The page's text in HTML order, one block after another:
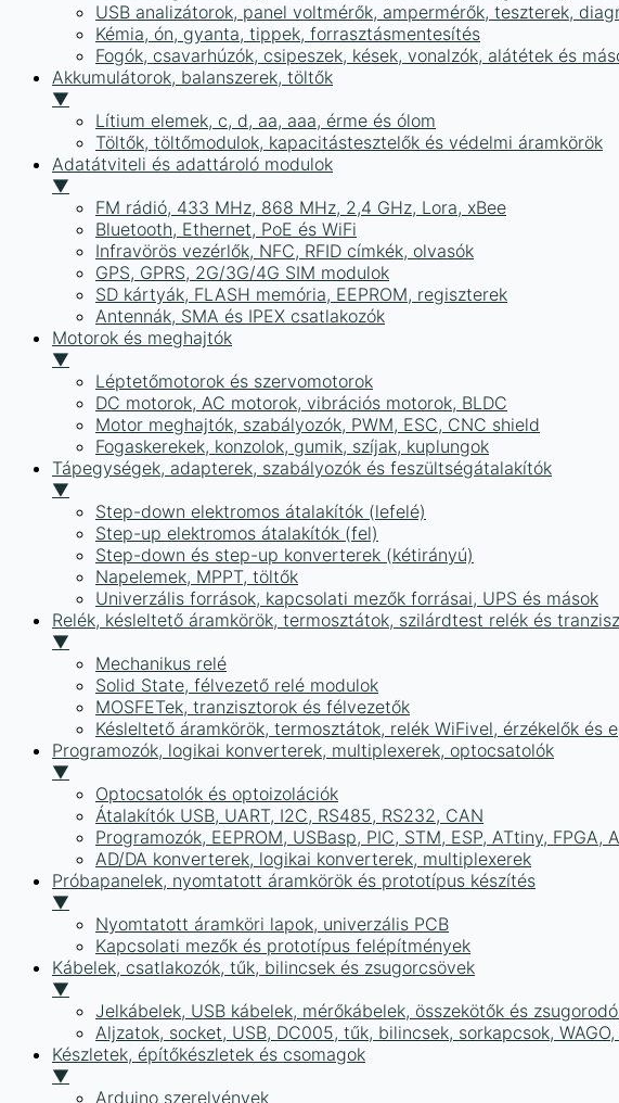
USB analizátorok, panel voltmérők, ampermérők, teszterek,
Kémia, ón, gyanta, tippek, forrasztásmentesítés
Fogók, csavarhúzók, csipeszek, kések, vonalzók, alátétek és
Akkumulátorok, balanszerek, töltők
▼
Lítium elemek, c, d, aa, aaa, érme és ólom
Töltők, töltőmodulok, kapacitástesztelők és védelmi áramkörök
Adatátviteli és adattároló modulok
▼
FM rádió, 433 MHz, 868 MHz, 2,4 GHz, Lora, xBee
Bluetooth, Ethernet, PoE és WiFi
Infravörös vezérlők, NFC, RFID címkék, olvasók
GPS, GPRS, 2G/3G/4G SIM modulok
SD kártyák, FLASH memória, EEPROM, regiszterek
Antennák, SMA és IPEX csatlakozók
Motorok és meghajtók
▼
Léptetőmotorok és szervomotorok
DC motorok, AC motorok, vibrációs motorok, BLDC
Motor meghajtók, szabályozók, PWM, ESC, CNC shield
Fogaskerekek, konzolok, gumik, szíjak, kuplungok
Tápegységek, adapterek, szabályozók és feszültségátalakítók
▼
Step-down elektromos átalakítók (lefelé)
Step-up elektromos átalakítók (fel)
Step-down és step-up konverterek (kétirányú)
Napelemek, MPPT, töltők
Univerzális források, kapcsolati mezők forrásai, UPS és mások
Relék, késleltető áramkörök, termosztátok, szilárdtest relék és
▼
Mechanikus relé
Solid State, félvezető relé modulok
MOSFETek, tranzisztorok és félvezetők
Késleltető áramkörök, termosztátok, relék WiFivel, érzékelők és
Programozók, logikai konverterek, multiplexerek, optocsatolók
▼
Optocsatolók és optoizolációk
Átalakítók USB, UART, I2C, RS485, RS232, CAN
Programozók, EEPROM, USBasp, PIC, STM, ESP, ATtiny, FPGA,
AD/DA konverterek, logikai konverterek, multiplexerek
Próbapanelek, nyomtatott áramkörök és prototípus készítés
▼
Nyomtatott áramköri lapok, univerzális PCB
Kapcsolati mezők és prototípus felépítmények
Kábelek, csatlakozók, tűk, bilincsek és zsugorcsövek
▼
Jelkábelek, USB kábelek, mérőkábelek, összekötők és
Aljzatok, socket, USB, DC005, tűk, bilincsek, sorkapcsok,
Készletek, építőkészletek és csomagok
▼
Arduino szerelvények